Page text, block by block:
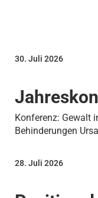
30. Juli 2026
Konferenz: Gewalt
Behinderungen
28. Juli 2026